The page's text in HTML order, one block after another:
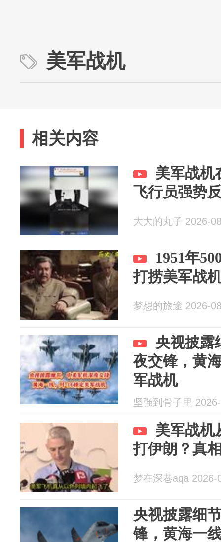
美军战机
相关内容
美军战机
飞行员强势
大大的丸子 2026-
1951年
打捞美军战
梦想的旅途 2026-
央视披露
夜交锋，黄
军战机
坚强到骨子里
美军战机
打伊朗？真
梦在深巷aqa 2026-
央视披露细
锋，黄海一